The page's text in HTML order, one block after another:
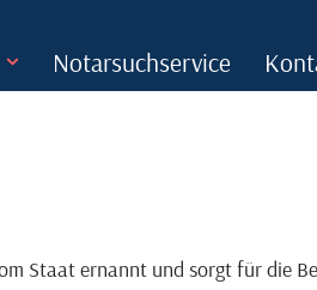
Notarsuchservice
Staat ernannt und sorgt für die